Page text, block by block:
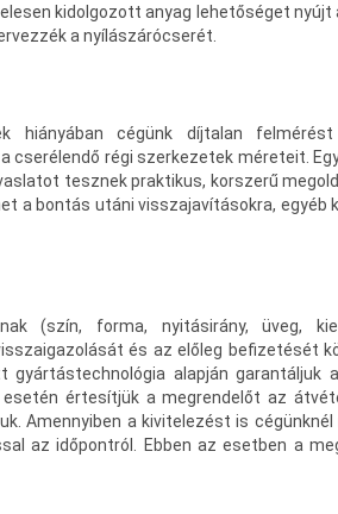
kidolgozott anyag lehetőséget nyújt
a nyílászárócserét.
hiányában cégünk díjtalan
cserélendő régi szerkezetek méreteit.
tesznek praktikus, korszerű
a bontás utáni visszajavításokra, egyéb
(szín, forma, nyitásirány, üveg,
és az előleg befizetését
gyártástechnológia alapján garantáljuk
értesítjük a megrendelőt az
Amennyiben a kivitelezést is cégünknél
az időpontról. Ebben az esetben a